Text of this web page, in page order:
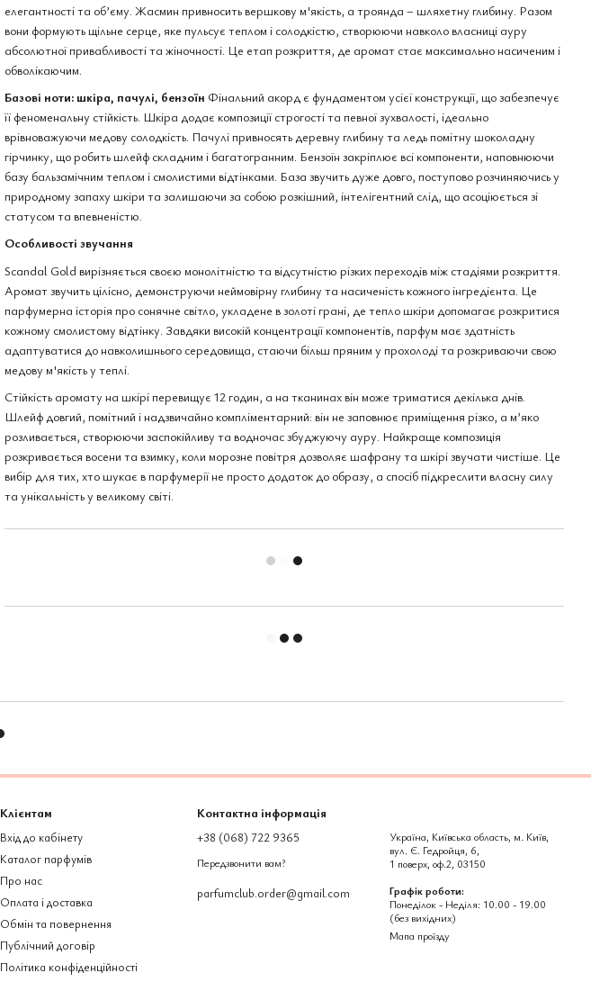
елегантності та об’єму. Жасмин привносить вершкову м'якість, а троянда – шляхетну глибину. Разом
вони формують щільне серце, яке пульсує теплом і солодкістю, створюючи навколо власниці ауру
абсолютної привабливості та жіночності. Це етап розкриття, де аромат стає максимально насиченим і
обволікаючим.
Базові ноти: шкіра, пачулі, бензоїн Фінальний акорд є фундаментом усієї конструкції, що забезпечує
її феноменальну стійкість. Шкіра додає композиції строгості та певної зухвалості, ідеально
врівноважуючи медову солодкість. Пачулі привносять деревну глибину та ледь помітну шоколадну
гірчинку, що робить шлейф складним і багатогранним. Бензоїн закріплює всі компоненти, наповнюючи
базу бальзамічним теплом і смолистими відтінками. База звучить дуже довго, поступово розчиняючись у
природному запаху шкіри та залишаючи за собою розкішний, інтелігентний слід, що асоціюється зі
статусом та впевненістю.
Особливості звучання
Scandal Gold вирізняється своєю монолітністю та відсутністю різких переходів між стадіями розкриття.
Аромат звучить цілісно, демонструючи неймовірну глибину та насиченість кожного інгредієнта. Це
парфумерна історія про сонячне світло, укладене в золоті грані, де тепло шкіри допомагає розкритися
кожному смолистому відтінку. Завдяки високій концентрації компонентів, парфум має здатність
адаптуватися до навколишнього середовища, стаючи більш пряним у прохолоді та розкриваючи свою
медову м'якість у теплі.
Стійкість аромату на шкірі перевищує 12 годин, а на тканинах він може триматися декілька днів.
Шлейф довгий, помітний і надзвичайно компліментарний: він не заповнює приміщення різко, а м’яко
розливається, створюючи заспокійливу та водночас збуджуючу ауру. Найкраще композиція
розкривається восени та взимку, коли морозне повітря дозволяє шафрану та шкірі звучати чистіше. Це
вибір для тих, хто шукає в парфумерії не просто додаток до образу, а спосіб підкреслити власну силу
та унікальність у великому світі.
Клієнтам
Вхід до кабінету
Каталог парфумів
Про нас
Оплата і доставка
Обмін та повернення
Публічний договір
Політика конфіденційності
Контактна інформація
+38 (068) 722 9365
Передзвонити вам?
parfumclub.order@gmail.com
Україна, Київська область, м. Київ,
вул. Є. Гедройця, 6,
1 поверх, оф.2, 03150
Графік роботи:
Понеділок - Неділя: 10.00 - 19.00
(без вихідних)
Мапа проїзду